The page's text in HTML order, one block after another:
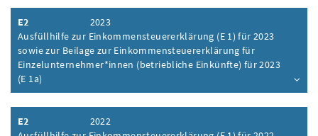
E2
2023
Ausfüllhilfe zur Einkommensteuererklärung (E 1) für 2023
sowie zur Beilage zur Einkommensteuererklärung für
Einzelunternehmer*innen (betriebliche Einkünfte) für 2023
(E 1a)
Inhalt aufklappen
E2
2022